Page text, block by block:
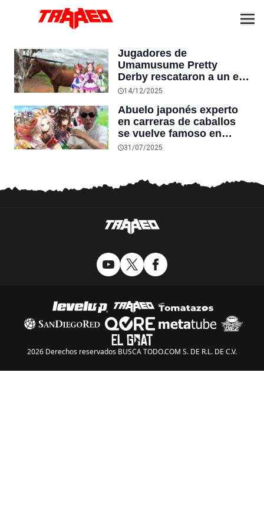
Jugadores de
Umamusume Pretty
Derby rescataron a un ex
caballo de carreras que
ayudaron tanto y pude
salvarlo”
14/12/2025
Abuelo japonés experto
en carreras de caballos
se vuelve famoso en
YouTube gracias a
31/07/2025
2026 Derechos reservados BUSCA TODO.COM S. DE R.L. DE C.V.